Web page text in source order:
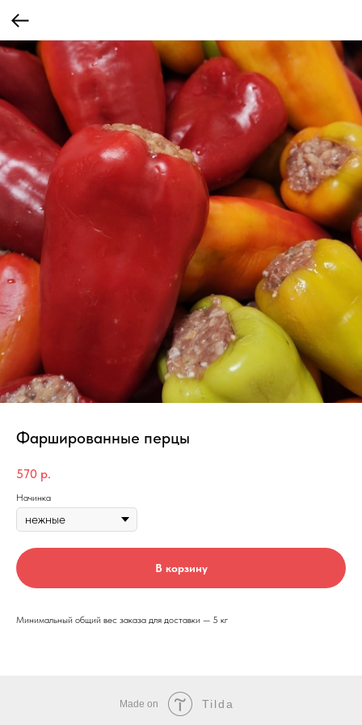
Фаршированные перцы
570 р.
Начинка
В корзину
Минимальный общий вес заказа для доставки — 5 кг
Made on Tilda